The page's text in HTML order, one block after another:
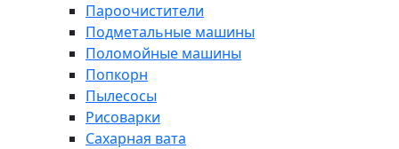
Пароочистители
Подметальные машины
Поломойные машины
Попкорн
Пылесосы
Рисоварки
Сахарная вата